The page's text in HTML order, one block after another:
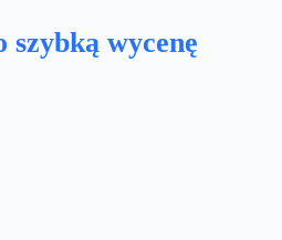
szybką wycenę